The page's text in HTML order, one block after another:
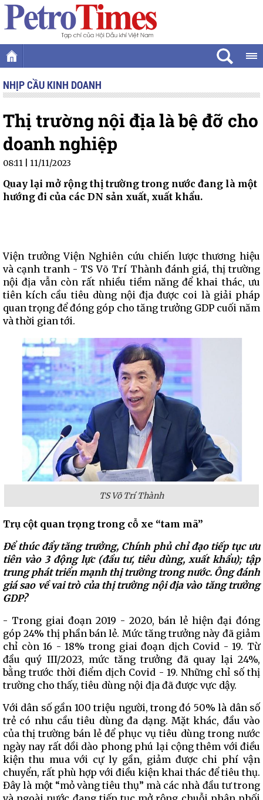
NHỊP CẦU KINH DOANH
Thị trường nội địa là bệ đỡ cho
doanh nghiệp
08:11 | 11/11/2023
Quay lại mở rộng thị trường trong nước đang là một
hướng đi của các DN sản xuất, xuất khẩu.
Viện trưởng Viện Nghiên cứu chiến lược thương hiệu
và cạnh tranh - TS Võ Trí Thành đánh giá, thị trường
nội địa vẫn còn rất nhiều tiềm năng để khai thác, ưu
tiên kích cầu tiêu dùng nội địa được coi là giải pháp
quan trọng để đóng góp cho tăng trưởng GDP cuối năm
và thời gian tới.
TS Võ Trí Thành
Trụ cột quan trọng trong cỗ xe “tam mã”
Để thúc đẩy tăng trưởng, Chính phủ chỉ đạo tiếp tục ưu
tiên vào 3 động lực (đầu tư, tiêu dùng, xuất khẩu); tập
trung phát triển mạnh thị trường trong nước. Ông đánh
giá sao về vai trò của thị trường nội địa vào tăng trưởng
GDP?
- Trong giai đoạn 2019 - 2020, bán lẻ hiện đại đóng
góp 24% thị phần bán lẻ. Mức tăng trưởng này đã giảm
chỉ còn 16 - 18% trong giai đoạn dịch Covid - 19. Từ
đầu quý III/2023, mức tăng trưởng đã quay lại 24%,
bằng trước thời điểm dịch Covid - 19. Những chỉ số thị
trường cho thấy, tiêu dùng nội địa đã được vực dậy.
Với dân số gần 100 triệu người, trong đó 50% là dân số
trẻ có nhu cầu tiêu dùng đa dạng. Mặt khác, đầu vào
của thị trường bán lẻ để phục vụ tiêu dùng trong nước
ngày nay rất dồi dào phong phú lại cộng thêm với điều
kiện thu mua với cự ly gần, giảm được chi phí vận
chuyển, rất phù hợp với điều kiện khai thác để tiêu thụ.
Đây là một “mỏ vàng tiêu thụ” mà các nhà đầu tư trong